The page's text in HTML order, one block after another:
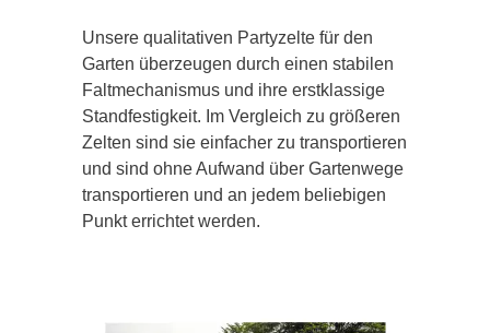
Unsere qualitativen Partyzelte für den
Garten überzeugen durch einen stabilen
Faltmechanismus und ihre erstklassige
Standfestigkeit. Im Vergleich zu größeren
Zelten sind sie einfacher zu transportieren
und sind ohne Aufwand über Gartenwege
transportieren und an jedem beliebigen
Punkt errichtet werden.